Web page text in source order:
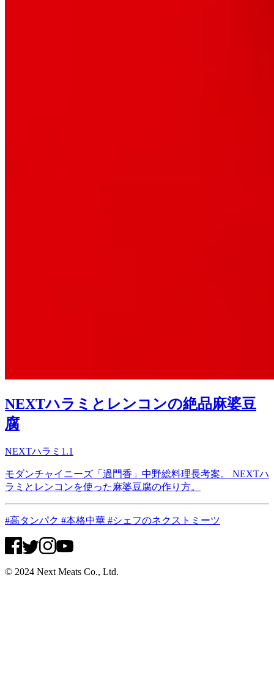
NEXTハラミとレンコンの絶品麻婆豆
腐
NEXTハラミ1.1
モダンチャイニーズ「過門香」中野総料理長考案。 NEXTハ
ラミとレンコンを使った麻婆豆腐の作り方。
#高タンパク #本格中華 #シェフのネクストミーツ
© 2024 Next Meats Co., Ltd.